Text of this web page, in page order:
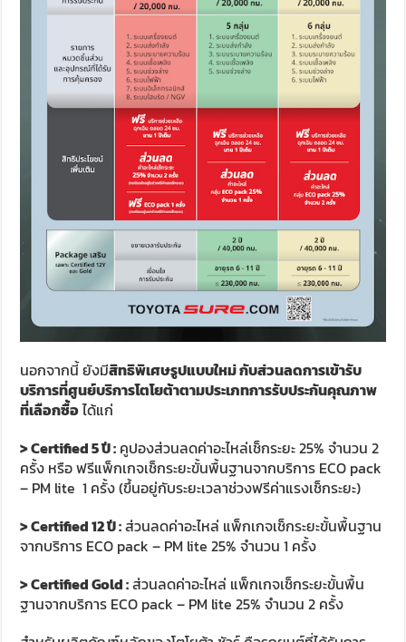
นอกจากนี้ ยังมีสิทธิพิเศษรูปแบบใหม่ กับส่วนลดการเข้ารับ
บริการที่ศูนย์บริการโตโยต้าตามประเภทการรับประกันคุณภาพ
ที่เลือกซื้อได้แก่
> Certified 5 ปี : คูปองส่วนลดค่าอะไหล่เช็กระยะ 25% จำนวน 2
ครั้ง หรือ ฟรีแพ็กเกจเช็กระยะขั้นพื้นฐานจากบริการ ECO pack
– PM lite 1 ครั้ง (ขึ้นอยู่กับระยะเวลาช่วงฟรีค่าแรงเช็กระยะ)
> Certified 12 ปี :ส่วนลดค่าอะไหล่ แพ็กเกจเช็กระยะขั้นพื้นฐาน
จากบริการ ECO pack – PM lite 25% จำนวน 1 ครั้ง
> Certified Gold :ส่วนลดค่าอะไหล่ แพ็กเกจเช็กระยะขั้นพื้น
ฐานจากบริการ ECO pack – PM lite 25% จำนวน 2 ครั้ง